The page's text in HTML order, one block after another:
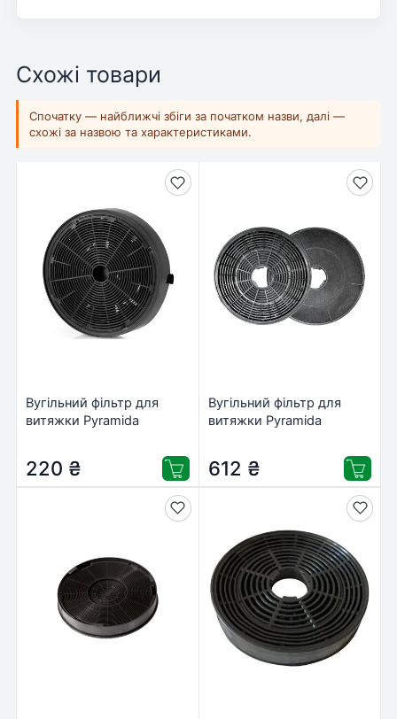
Схожі товари
Спочатку — найближчі збіги за початком назви, далі —
схожі за назвою та характеристиками.
Вугільний фільтр для
витяжки Pyramida
220 ₴
Вугільний фільтр для
витяжки Pyramida
612 ₴